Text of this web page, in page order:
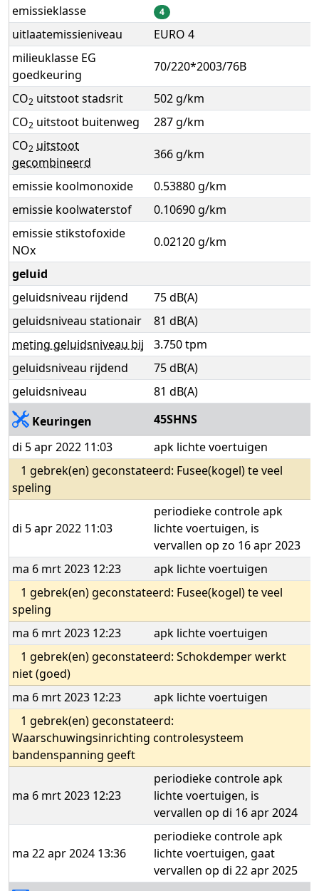
emissieklasse
4
uitlaatemissieniveau
EURO 4
milieuklasse EG
goedkeuring
70/220*2003/76B
CO2 uitstoot stadsrit
502 g/km
CO2 uitstoot buitenweg
287 g/km
CO2 uitstoot
gecombineerd
366 g/km
emissie koolmonoxide
0.53880 g/km
emissie koolwaterstof
0.10690 g/km
emissie stikstofoxide
NOx
0.02120 g/km
geluid
geluidsniveau rijdend
75 dB(A)
geluidsniveau stationair
81 dB(A)
meting geluidsniveau bij
3.750 tpm
geluidsniveau rijdend
75 dB(A)
geluidsniveau
81 dB(A)
Keuringen
45SHNS
di 5 apr 2022 11:03
apk lichte voertuigen
1 gebrek(en) geconstateerd: Fusee(kogel) te veel
speling
di 5 apr 2022 11:03
periodieke controle apk
lichte voertuigen, is
vervallen op zo 16 apr 2023
ma 6 mrt 2023 12:23
apk lichte voertuigen
1 gebrek(en) geconstateerd: Fusee(kogel) te veel
speling
ma 6 mrt 2023 12:23
apk lichte voertuigen
1 gebrek(en) geconstateerd: Schokdemper werkt
niet (goed)
ma 6 mrt 2023 12:23
apk lichte voertuigen
1 gebrek(en) geconstateerd:
Waarschuwingsinrichting controlesysteem
bandenspanning geeft
ma 6 mrt 2023 12:23
periodieke controle apk
lichte voertuigen, is
vervallen op di 16 apr 2024
ma 22 apr 2024 13:36
periodieke controle apk
lichte voertuigen, gaat
vervallen op di 22 apr 2025